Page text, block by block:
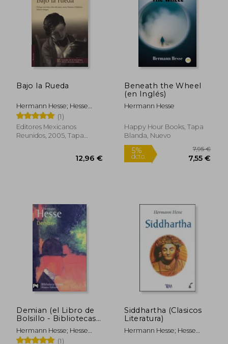
5%
dcto.
5%
Bajo la Rueda
Hermann Hesse; Hesse
Hermann
(1)
Editores Mexicanos
Reunidos, 2005, Tapa
Beneath the Wheel
(en Inglés)
Hermann Hesse
Happy Hour Books, Tapa
Blanda, Nuevo
Demian (el Libro de
Bolsillo - Bibliotecas
de Autor - Biblioteca
Hesse)
Hermann Hesse; Hesse
Hermann
(1)
Siddhartha (Clasicos
Literatura)
Hermann Hesse; Hesse